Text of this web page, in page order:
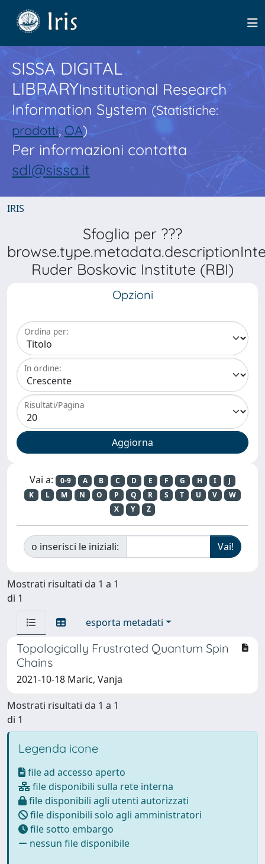
SISSA DIGITAL
LIBRARYInstitutional Research
Information System(Statistiche:
prodotti,OA)
Per informazioni contatta
sdl@sissa.it
IRIS
Sfoglia per ???
Ruder Boskovic Institute (RBI)
Opzioni
Ordina per:
In ordine:
Risultati/Pagina
Vai a: 0-9 A B C D E F G H I
J
K
L M N O P Q R S T U V
W
X
Y Z
o inserisci le iniziali:
Mostrati risultati da 1 a 1
di 1
esporta metadati
Topologically Frustrated Quantum Spin
Chains
2021-10-18 Maric, Vanja
Mostrati risultati da 1 a 1
di 1
Legenda icone
file ad accesso aperto
file disponibili sulla rete interna
file disponibili agli utenti autorizzati
file disponibili solo agli amministratori
file sotto embargo
nessun file disponibile